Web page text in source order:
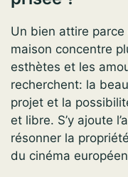
Un bien attire parce
maison concentre
esthètes et les
recherchent: la
projet et la
et libre. S’y ajoute
résonner la
du cinéma